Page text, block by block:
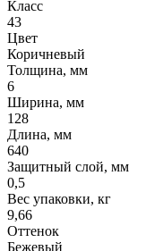
Класс
43
Цвет
Коричневый
Толщина, мм
6
Ширина, мм
128
Длина, мм
640
Защитный слой, мм
0,5
Вес упаковки, кг
9,66
Оттенок
Бежевый